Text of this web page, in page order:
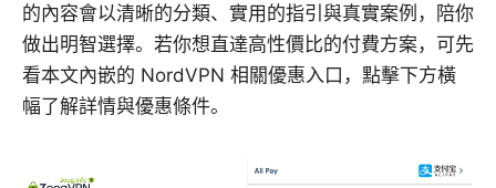
的內容會以清晰的分類、實用的指引與真實案例，陪你
做出明智選擇。若你想直達高性價比的付費方案，可先
看本文內嵌的 NordVPN 相關優惠入口，點擊下方橫
幅了解詳情與優惠條件。